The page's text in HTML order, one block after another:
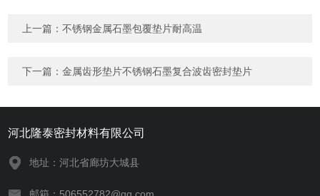
上一篇：不锈钢金属石墨包覆垫片耐高温
下一篇：金属齿形垫片不锈钢石墨复合波齿密封垫片
河北隆泰密封材料有限公司
地址：河北省廊坊大城县